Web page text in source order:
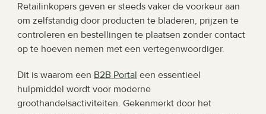
Retailinkopers geven er steeds vaker de voorkeur aan
om zelfstandig door producten te bladeren, prijzen te
controleren en bestellingen te plaatsen zonder contact
op te hoeven nemen met een vertegenwoordiger.
Dit is waarom een B2B Portal een essentieel
hulpmiddel wordt voor moderne
groothandelsactiviteiten. Gekenmerkt door het